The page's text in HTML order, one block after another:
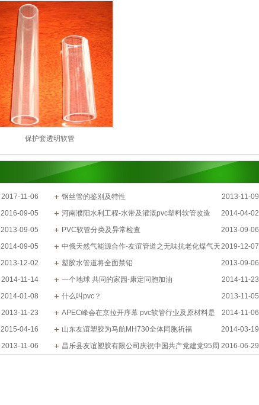
保护套透明软管
2017-11-06 2013-11-09
钢丝管的鉴别及特性
2016-09-05
2014-04-02
河南濮阳水利工程-水带及灌溉pvc塑料软管改造
2013-09-05
2013-09-06
PVC软管分类及异常检查
2014-09-05
2019-12-07
中俄天然气能源合作-友谊管道之无味抗老化煤气天
然气软管选择
2013-12-02 2013-09-06
塑胶水管道将全面禁铅
2014-11-14
2014-11-23
一个地球 共同的家园-康定同胞加油
2014-01-08
2013-11-05
什么叫pvc？
2013-11-23
2014-11-06
APEC峰会在京拉开序幕 pvc软管行业及原材料是
否受影响？
2015-04-16 2014-03-19
山东友谊塑胶为马航MH730全体同胞祈福
2013-11-06
2016-06-29
昌乐县友谊塑胶有限公司庆祝中国共产党建党95周